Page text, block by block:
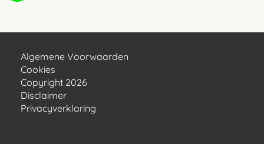
Algemene Voorwaarden
Cookies
Copyright 2026
Disclaimer
Privacyverklaring